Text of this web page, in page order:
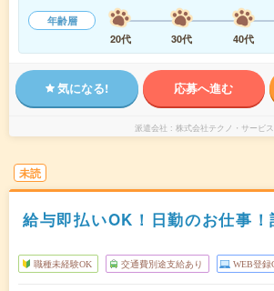
年齢層
20代
30代 40代
気になる! 応募へ進む
派遣会社 株式会社テクノ・サービス
未読
給与即払いOK！日勤のお仕事！
職種未経験OK 交通費別途支給あり WEB登録